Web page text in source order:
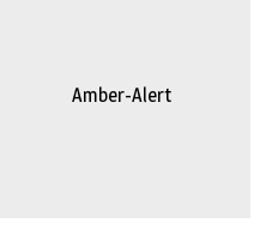
Amber-Alert